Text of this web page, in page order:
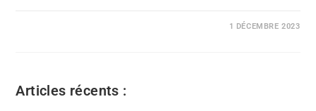
1 DÉCEMBRE 2023
Articles récents :